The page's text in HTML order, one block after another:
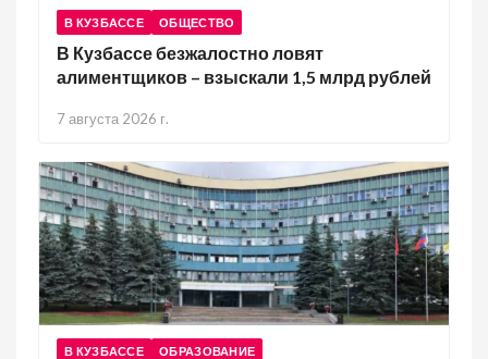
В КУЗБАССЕ ОБЩЕСТВО
В Кузбассе безжалостно ловят
алиментщиков – взыскали 1,5 млрд рублей
7 августа 2026 г.
В КУЗБАССЕ ОБРАЗОВАНИЕ